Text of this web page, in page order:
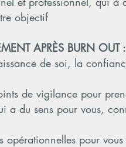
objectif
APRÈS BURN OUT :
de soi, la
de vigilance pour
a du sens pour vous,
pour vous